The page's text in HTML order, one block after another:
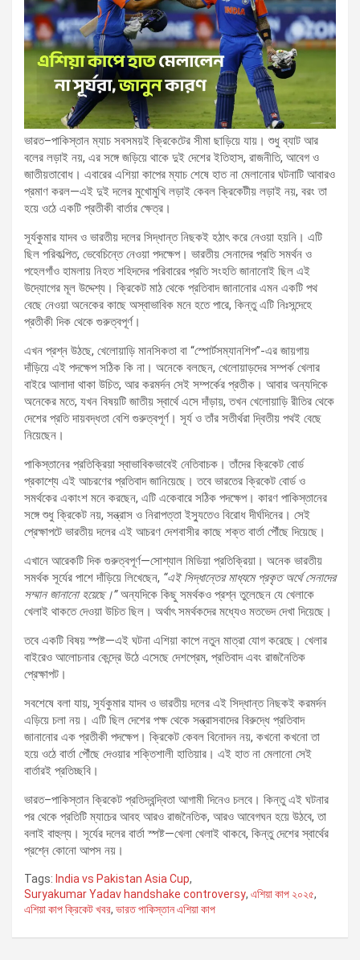
ভারত–পাকিস্তান ম্যাচ সবসময়ই ক্রিকেটের সীমা ছাড়িয়ে যায়। শুধু ব্যাট আর
বলের লড়াই নয়, এর সঙ্গে জড়িয়ে থাকে দুই দেশের ইতিহাস, রাজনীতি, আবেগ ও
জাতীয়তাবোধ। এবারের এশিয়া কাপের ম্যাচ শেষে হাত না মেলানোর ঘটনাটি আবারও
প্রমাণ করল—এই দুই দলের মুখোমুখি লড়াই কেবল ক্রিকেটীয় লড়াই নয়, বরং তা
হয়ে ওঠে একটি প্রতীকী বার্তার ক্ষেত্র।
সূর্যকুমার যাদব ও ভারতীয় দলের সিদ্ধান্ত নিছকই হঠাৎ করে নেওয়া হয়নি। এটি
ছিল পরিকল্পিত, ভেবেচিন্তে নেওয়া পদক্ষেপ। ভারতীয় সেনাদের প্রতি সমর্থন ও
পহেলগাঁও হামলায় নিহত শহিদদের পরিবারের প্রতি সংহতি জানানোই ছিল এই
উদ্যোগের মূল উদ্দেশ্য। ক্রিকেট মাঠ থেকে প্রতিবাদ জানানোর এমন একটি পথ
বেছে নেওয়া অনেকের কাছে অস্বাভাবিক মনে হতে পারে, কিন্তু এটি নিঃসন্দেহে
প্রতীকী দিক থেকে গুরুত্বপূর্ণ।
এখন প্রশ্ন উঠছে, খেলোয়াড়ি মানসিকতা বা “স্পোর্টসম্যানশিপ”-এর জায়গায়
দাঁড়িয়ে এই পদক্ষেপ সঠিক কি না। অনেকে বলছেন, খেলোয়াড়দের সম্পর্ক খেলার
বাইরে আলাদা থাকা উচিত, আর করমর্দন সেই সম্পর্কের প্রতীক। আবার অন্যদিকে
অনেকের মতে, যখন বিষয়টি জাতীয় স্বার্থে এসে দাঁড়ায়, তখন খেলোয়াড়ি রীতির থেকে
দেশের প্রতি দায়বদ্ধতা বেশি গুরুত্বপূর্ণ। সূর্য ও তাঁর সতীর্থরা দ্বিতীয় পথই বেছে
নিয়েছেন।
পাকিস্তানের প্রতিক্রিয়া স্বাভাবিকভাবেই নেতিবাচক। তাঁদের ক্রিকেট বোর্ড
প্রকাশ্যে এই আচরণের প্রতিবাদ জানিয়েছে। তবে ভারতের ক্রিকেট বোর্ড ও
সমর্থকের একাংশ মনে করছেন, এটি একেবারে সঠিক পদক্ষেপ। কারণ পাকিস্তানের
সঙ্গে শুধু ক্রিকেট নয়, সন্ত্রাস ও নিরাপত্তা ইস্যুতেও বিরোধ দীর্ঘদিনের। সেই
প্রেক্ষাপটে ভারতীয় দলের এই আচরণ দেশবাসীর কাছে শক্ত বার্তা পৌঁছে দিয়েছে।
এখানে আরেকটি দিক গুরুত্বপূর্ণ—সোশ্যাল মিডিয়া প্রতিক্রিয়া। অনেক ভারতীয়
সমর্থক সূর্যের পাশে দাঁড়িয়ে লিখেছেন, “এই সিদ্ধান্তের মাধ্যমে প্রকৃত অর্থে সেনাদের
সম্মান জানানো হয়েছে।”অন্যদিকে কিছু সমর্থকও প্রশ্ন তুলেছেন যে খেলাকে
খেলাই থাকতে দেওয়া উচিত ছিল। অর্থাৎ সমর্থকদের মধ্যেও মতভেদ দেখা দিয়েছে।
তবে একটি বিষয় স্পষ্ট—এই ঘটনা এশিয়া কাপে নতুন মাত্রা যোগ করেছে। খেলার
বাইরেও আলোচনার কেন্দ্রে উঠে এসেছে দেশপ্রেম, প্রতিবাদ এবং রাজনৈতিক
প্রেক্ষাপট।
সবশেষে বলা যায়, সূর্যকুমার যাদব ও ভারতীয় দলের এই সিদ্ধান্ত নিছকই করমর্দন
এড়িয়ে চলা নয়। এটি ছিল দেশের পক্ষ থেকে সন্ত্রাসবাদের বিরুদ্ধে প্রতিবাদ
জানানোর এক প্রতীকী পদক্ষেপ। ক্রিকেট কেবল বিনোদন নয়, কখনো কখনো তা
হয়ে ওঠে বার্তা পৌঁছে দেওয়ার শক্তিশালী হাতিয়ার। এই হাত না মেলানো সেই
বার্তারই প্রতিচ্ছবি।
ভারত–পাকিস্তান ক্রিকেট প্রতিদ্বন্দ্বিতা আগামী দিনেও চলবে। কিন্তু এই ঘটনার
পর থেকে প্রতিটি ম্যাচের আবহ আরও রাজনৈতিক, আরও আবেগঘন হয়ে উঠবে, তা
বলাই বাহুল্য। সূর্যের দলের বার্তা স্পষ্ট—খেলা খেলাই থাকবে, কিন্তু দেশের স্বার্থের
প্রশ্নে কোনো আপস নয়।
Tags: India vs Pakistan Asia Cup,
Suryakumar Yadav handshake controversy, এশিয়া কাপ ২০২৫,
এশিয়া কাপ ক্রিকেট খবর, ভারত পাকিস্তান এশিয়া কাপ